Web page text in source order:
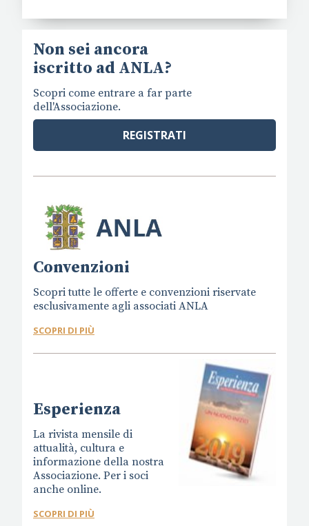
Non sei ancora
iscritto ad ANLA?
Scopri come entrare a far parte
dell'Associazione.
REGISTRATI
Convenzioni
Scopri tutte le offerte e convenzioni riservate
esclusivamente agli associati ANLA
SCOPRI DI PIÙ
Esperienza
La rivista mensile di
attualità, cultura e
informazione della nostra
Associazione. Per i soci
anche online.
SCOPRI DI PIÙ